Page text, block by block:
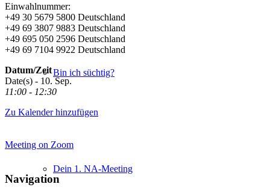
Bin ich süchtig?
Dein 1. NA-Meeting
Einwahlnummer:
+49 30 5679 5800 Deutschland
+49 69 3807 9883 Deutschland
+49 695 050 2596 Deutschland
+49 69 7104 9922 Deutschland
Datum/Zeit
Date(s) - 10. Sep.
11:00 - 12:30
Zu Kalender hinzufügen
Meeting on Zoom
Navigation